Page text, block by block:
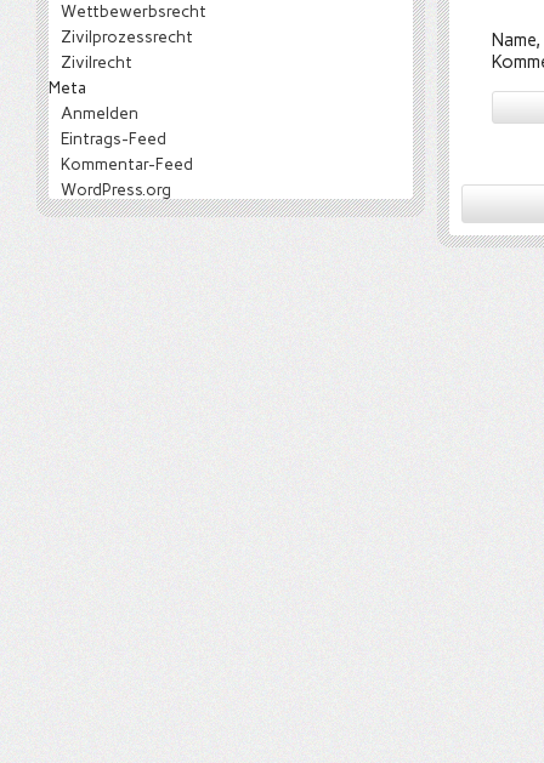
Wettbewerbsrecht
Zivilprozessrecht
Zivilrecht
Meta
Anmelden
Eintrags-Feed
Kommentar-Feed
WordPress.org